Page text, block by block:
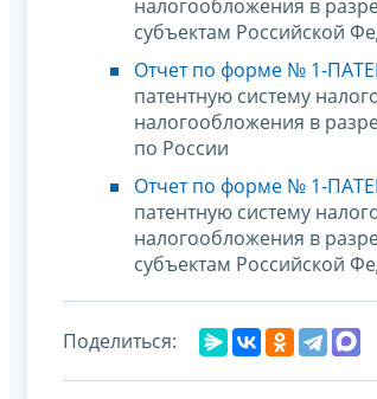
налогообложения в
субъектам Российской
Отчет по форме № 1-
патентную систему
налогообложения в
по России
Отчет по форме № 1-
патентную систему
налогообложения в
субъектам Российской
Поделиться: